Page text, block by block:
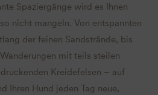
Spaziergänge wird es Ihnen
nicht mangeln. Von entspannten
der feinen Sandstrände, bis
mit teils steilen
Kreidefelsen – auf
Ihren Hund jeden Tag neue,